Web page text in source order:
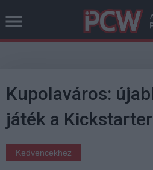
Kupolaváros:
játék a
Kedvencekhez